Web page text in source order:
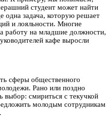
студент может найти
одна задача, которую решает
и лояльности. Многие
работу на младшие должности,
кафе выросли
сферы общественного
Рано или поздно
выбор: смириться с текучкой
молодым сотрудникам